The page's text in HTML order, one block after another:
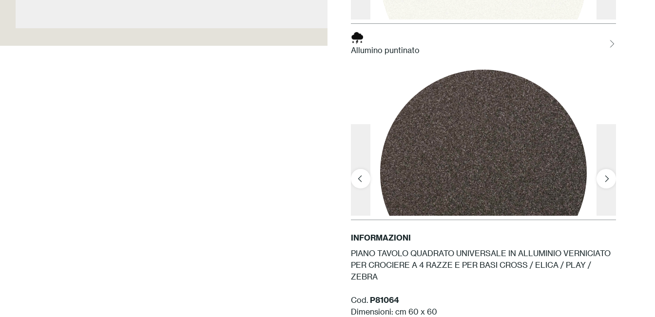
1 Bianco
Allumino puntinato
INFORMAZIONI
PIANO TAVOLO QUADRATO UNIVERSALE IN ALLUMINIO VERNICIATO
PER CROCIERE A 4 RAZZE E PER BASI CROSS / ELICA / PLAY /
ZEBRA
Cod. P81064
Dimensioni: cm 60 x 60